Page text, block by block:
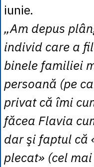
iunie.
„Am depus
individ care a
binele familiei
persoană (pe
privat că îmi
făcea Flavia
dar şi faptul că
plecat» (cel